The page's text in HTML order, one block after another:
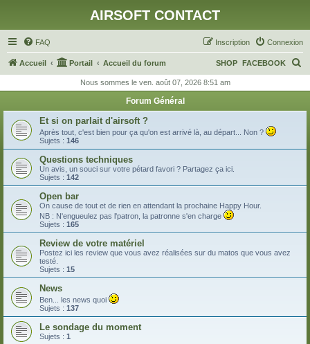
AIRSOFT CONTACT
FAQ Connexion
Inscription
Accueil Portail Accueil du forum
h
FACEBOOK
SHOP
Nous sommes le ven. août 07, 2026 8:51 am
Forum Général
Et si on parlait d'airsoft ?
Après tout, c'est bien pour ça qu'on est arrivé là, au départ... Non ?
Sujets : 146
Questions techniques
Un avis, un souci sur votre pétard favori ? Partagez ça ici.
Sujets : 142
Open bar
On cause de tout et de rien en attendant la prochaine Happy Hour.
NB : N'engueulez pas l'patron, la patronne s'en charge
Sujets : 165
Review de votre matériel
Postez ici les review que vous avez réalisées sur du matos que vous avez
testé.
Sujets : 15
News
Ben... les news quoi
Sujets : 137
Le sondage du moment
Sujets : 1